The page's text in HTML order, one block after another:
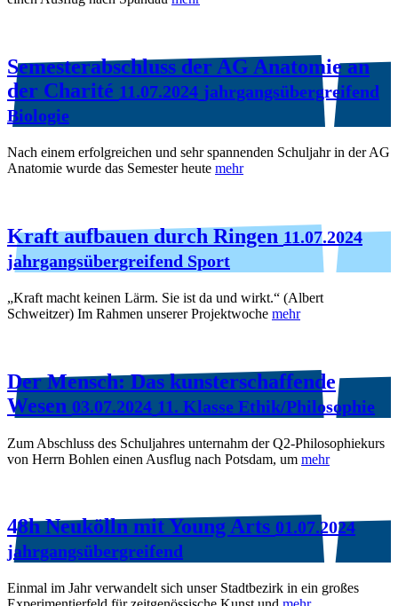
Semesterabschluss der AG Anatomie an
der Charité 11.07.2024 jahrgangsübergreifend
Biologie
Nach einem erfolgreichen und sehr spannenden Schuljahr in der AG
Anatomie wurde das Semester heute mehr
Kraft aufbauen durch Ringen 11.07.2024
jahrgangsübergreifend Sport
„Kraft macht keinen Lärm. Sie ist da und wirkt.“ (Albert
Schweitzer) Im Rahmen unserer Projektwoche mehr
Der Mensch: Das kunsterschaffende
Wesen 03.07.2024 11. Klasse Ethik/Philosophie
Zum Abschluss des Schuljahres unternahm der Q2-Philosophiekurs
von Herrn Bohlen einen Ausflug nach Potsdam, um mehr
48h Neukölln mit Young Arts 01.07.2024
jahrgangsübergreifend
Einmal im Jahr verwandelt sich unser Stadtbezirk in ein großes